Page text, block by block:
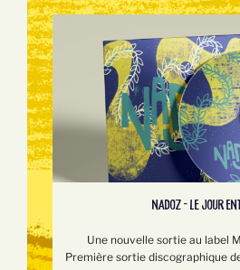
NADOZ - LE JOUR
Une nouvelle sortie au label
Première sortie discographique